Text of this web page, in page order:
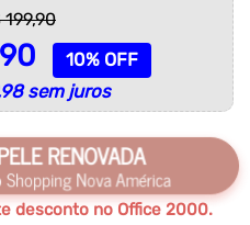
199,90
10% OFF
sem juros
RENOVADA
Nova América
desconto no Office 2000.